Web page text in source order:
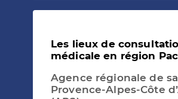
Les lieux de
médicale en région
Agence régionale de
Provence-Alpes-Côte